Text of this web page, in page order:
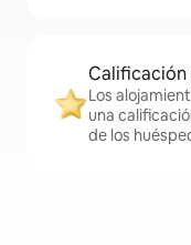
Calificación
Los
una
de los